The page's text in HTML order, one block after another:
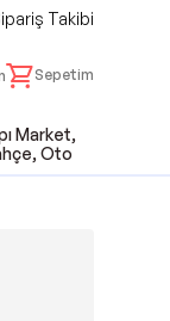
Takibi
Sepetim
Market,
Oto